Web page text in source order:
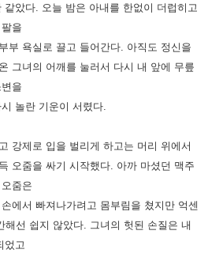
같았다.
오늘 밤은 아내를 한없이 더럽히고
을
부 욕실로 끌고 들어간다. 아직도 정신을
그녀의 어깨를 눌러서 다시 내 앞에 무릎
을
놀란 기운이 서렸다.
강제로 입을 벌리게 하고는 머리 위에서
오줌을 싸기 시작했다. 아까 마셨던 맥주
줌은
에서 빠져나가려고 몸부림을 쳤지만 억센
해선 쉽지 않았다.
그녀의 헛된 손질은 내
었고